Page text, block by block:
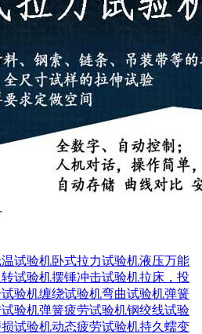
试验机卧式拉力试验机液压万能
试验机摆锤冲击试验机拉床，投
验机缠绕试验机弯曲试验机弹簧
验机弹簧疲劳试验机钢绞线试验
试验机动态疲劳试验机持久蠕变